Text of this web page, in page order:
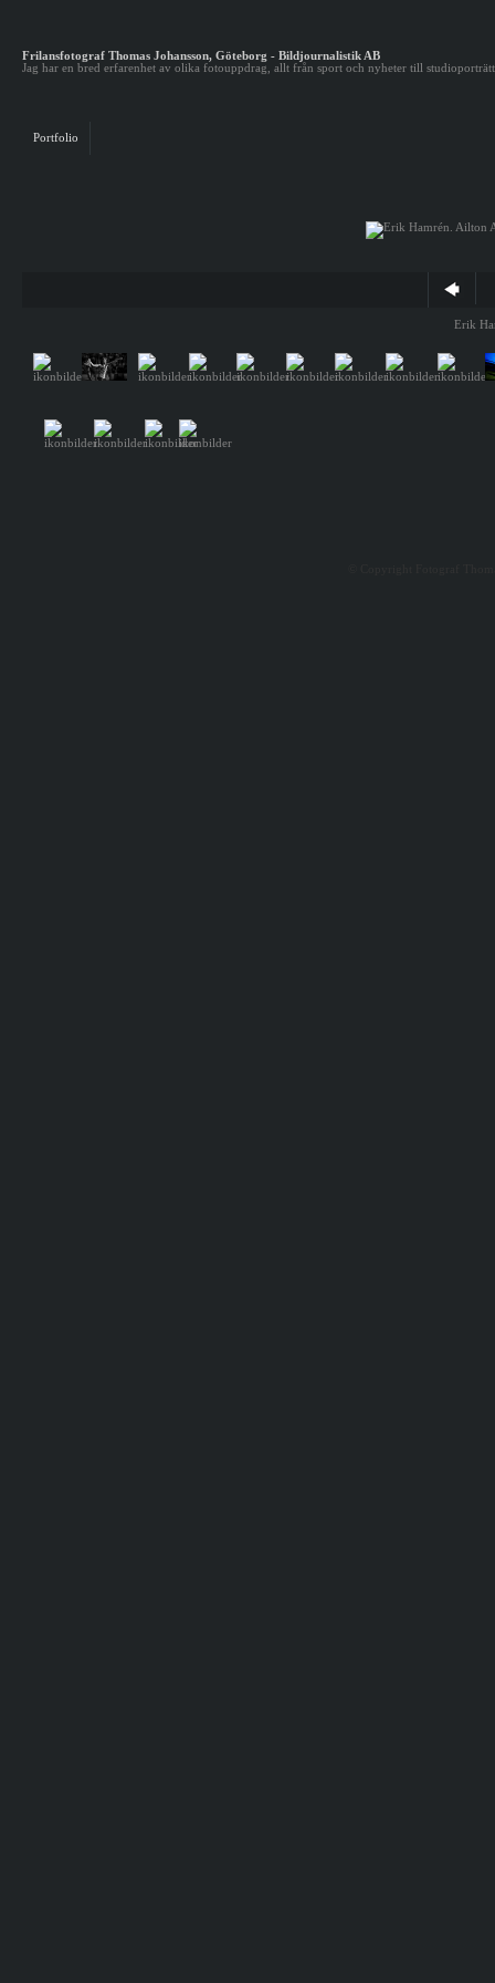
Frilansfotograf Thomas Johansson, Göteborg - Bildjournalistik AB
Jag har en bred erfarenhet av olika fotouppdrag, allt från sport och nyheter till
Portfolio
Erik